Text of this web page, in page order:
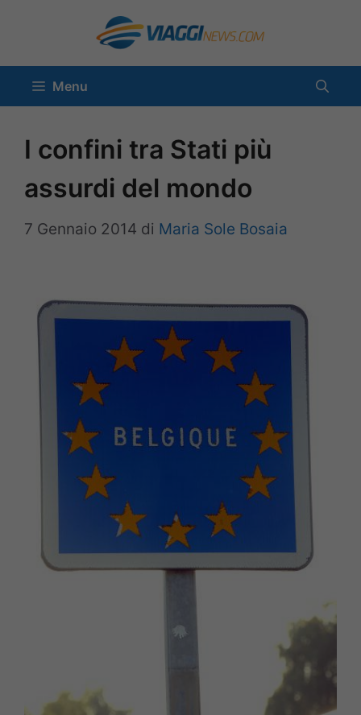
contenuto
Menu
I confini tra Stati più
assurdi del mondo
7 Gennaio 2014 di Maria Sole Bosaia